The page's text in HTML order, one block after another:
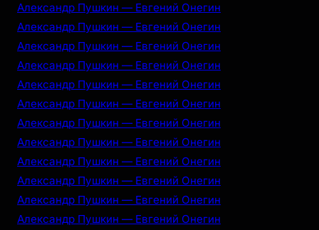
Александр Пушкин — Евгений Онегин
Александр Пушкин — Евгений Онегин
Александр Пушкин — Евгений Онегин
Александр Пушкин — Евгений Онегин
Александр Пушкин — Евгений Онегин
Александр Пушкин — Евгений Онегин
Александр Пушкин — Евгений Онегин
Александр Пушкин — Евгений Онегин
Александр Пушкин — Евгений Онегин
Александр Пушкин — Евгений Онегин
Александр Пушкин — Евгений Онегин
Александр Пушкин — Евгений Онегин